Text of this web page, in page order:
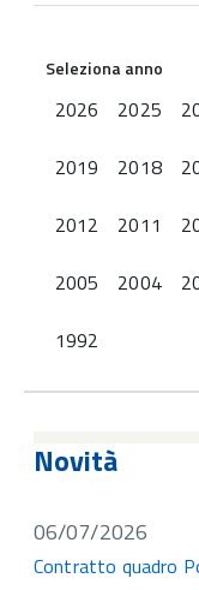
Seleziona anno
2026 2025
2019
2018
2012
2011
2005
2004
1992
Novità
06/07/2026
Contratto quadro